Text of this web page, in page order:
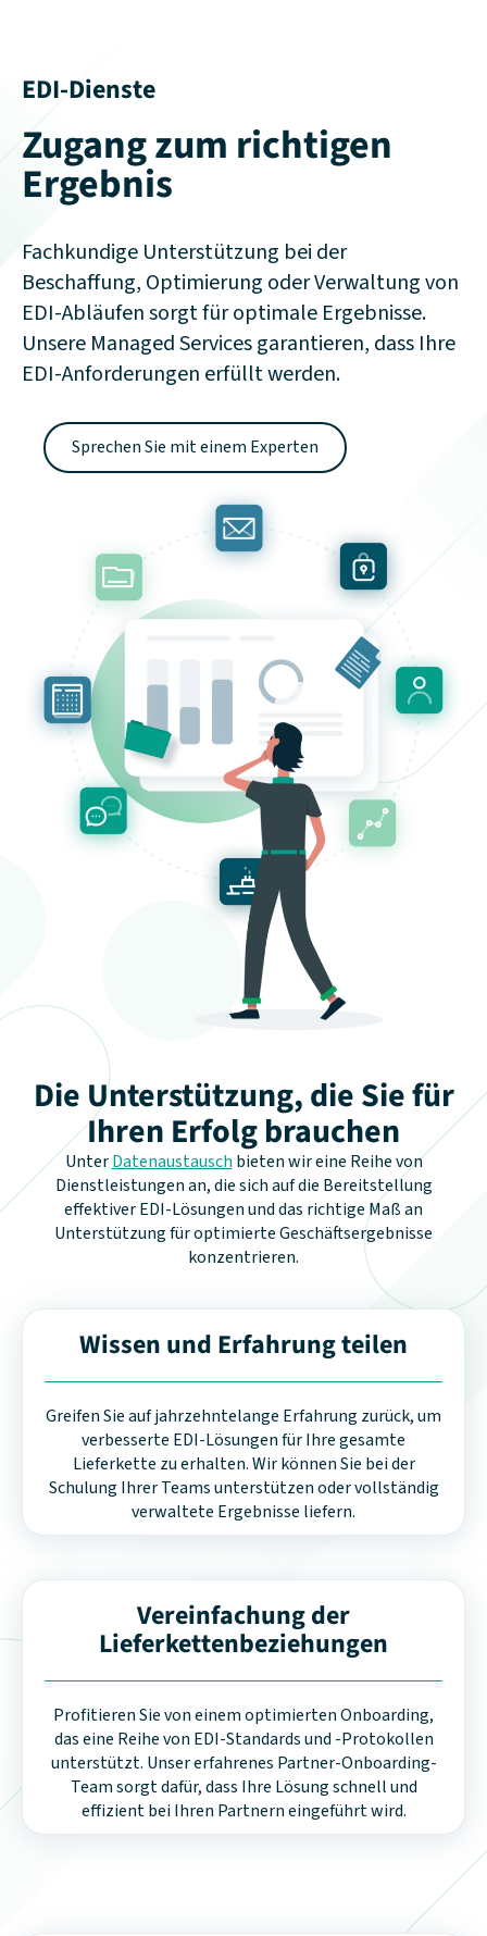
EDI-Dienste
Zugang zum richtigen
Ergebnis
Fachkundige Unterstützung bei der
Beschaffung, Optimierung oder Verwaltung von
EDI-Abläufen sorgt für optimale Ergebnisse.
Unsere Managed Services garantieren, dass Ihre
EDI-Anforderungen erfüllt werden.
Sprechen Sie mit einem Experten
Die Unterstützung, die Sie für
Ihren Erfolg brauchen
UnterDatenaustausch bieten wir eine Reihe von
Dienstleistungen an, die sich auf die Bereitstellung
effektiver EDI-Lösungen und das richtige Maß an
Unterstützung für optimierte Geschäftsergebnisse
konzentrieren.
Wissen und Erfahrung teilen
Greifen Sie auf jahrzehntelange Erfahrung zurück, um
verbesserte EDI-Lösungen für Ihre gesamte
Lieferkette zu erhalten. Wir können Sie bei der
Schulung Ihrer Teams unterstützen oder vollständig
verwaltete Ergebnisse liefern.
Vereinfachung der
Lieferkettenbeziehungen
Profitieren Sie von einem optimierten Onboarding,
das eine Reihe von EDI-Standards und -Protokollen
unterstützt. Unser erfahrenes Partner-Onboarding-
Team sorgt dafür, dass Ihre Lösung schnell und
effizient bei Ihren Partnern eingeführt wird.